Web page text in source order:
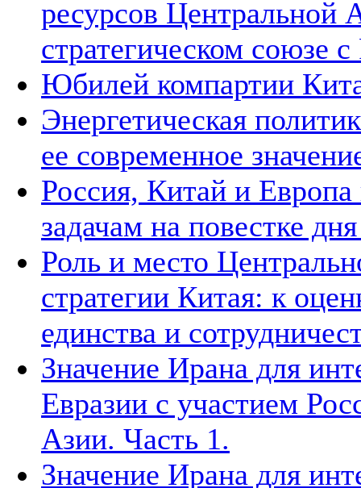
ресурсов Центральной
стратегическом союзе
Юбилей компартии
Энергетическая
ее современное
Россия, Китай и
задачам на повестке
Роль и место
стратегии Китая: к
единства и
Значение Ирана для
Евразии с участием
Азии. Часть 1.
Значение Ирана для